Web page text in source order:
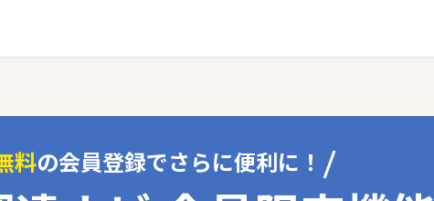
料の会員登録でさらに便利に！